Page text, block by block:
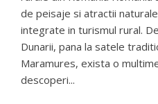
de peisaje si atractii
integrate in turismul rural.
Dunarii, pana la satele
Maramures, exista o
descoperi...